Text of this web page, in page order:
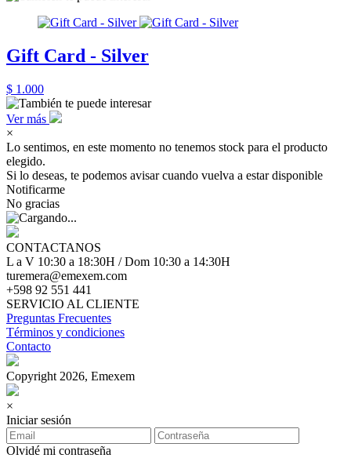
Gift Card - Silver
$ 1.000
Ver más
×
Lo sentimos, en este momento no tenemos stock para el producto
elegido.
Si lo deseas, te podemos avisar cuando vuelva a estar disponible
Notificarme
No gracias
CONTACTANOS
L a V 10:30 a 18:30H / Dom 10:30 a 14:30H
turemera@emexem.com
+598 92 551 441
SERVICIO AL CLIENTE
Preguntas Frecuentes
Términos y condiciones
Contacto
Copyright 2026, Emexem
×
Iniciar sesión
Olvidé mi contraseña